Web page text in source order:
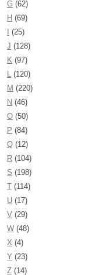
G (62)
H (69)
(25)
J (128)
K (97)
L (120)
M (220)
N (46)
O (50)
P (84)
Q (12)
R (104)
S (198)
T (114)
U (17)
V (29)
W (48)
X (4)
Y (23)
Z (14)